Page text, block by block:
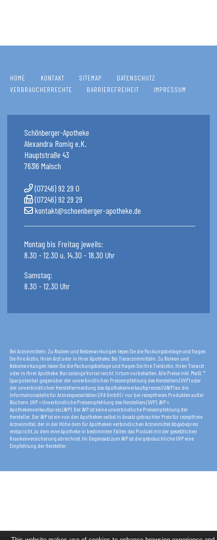
HOME KONTAKT SITEMAP
DATENSCHUTZ
VERBRAUCHERRECHTE
BARRIEREFREIHEIT IMPRESSUM
Schönberger-Apotheke
Alexandra Romig e.K.
Hauptstraße 43
76316 Malsch
(07246) 92 29 0
(07246) 92 29 29
kontakt@schoenberger-apotheke.de
Montag bis Freitag jeweils:
8.30 - 12.30 u. 14.30 - 18.30 Uhr
Samstag:
8.30 - 12.30 Uhr
Bei Arzneimitteln: Zu Risiken und Nebenwirkungen lesen Sie die Packungsbeilage und fragen
Sie Ihre Ärztin, Ihren Arzt oder in Ihrer Apotheke. Bei Tierarzneimitteln: Zu Risiken und
Nebenwirkungen lesen Sie die Packungsbeilage und fragen Sie Ihre Tierärztin, Ihren Tierarzt
oder in Ihrer Apotheke. Nur solange Vorrat reicht. Irrtum vorbehalten. Alle Preise inkl. MwSt. *
Sparpotential gegenüber der unverbindlichen Preisempfehlung des Herstellers (UVP) oder
der unverbindlichen Herstellermeldung des Apothekenverkaufspreises (UAVP) an die
Informationsstelle für Arzneispezialitäten (IFA GmbH) / nur bei rezeptfreien Produkten außer
Büchern. UVP = Unverbindliche Preisempfehlung des Herstellers (UVP). AVP =
Apothekenverkaufspreis (AVP). Der AVP ist keine unverbindliche Preisempfehlung der
Hersteller. Der AVP ist ein von den Apotheken selbst in Ansatz gebrachter Preis für rezeptfreie
Arzneimittel, der in der Höhe dem für Apotheken verbindlichen Arzneimittel Abgabepreis
entspricht, zu dem eine Apotheke in bestimmten Fällen das Produkt mit der gesetzlichen
Krankenversicherung abrechnet. Im Gegensatz zum AVP ist die gebräuchliche UVP eine
Empfehlung der Hersteller.